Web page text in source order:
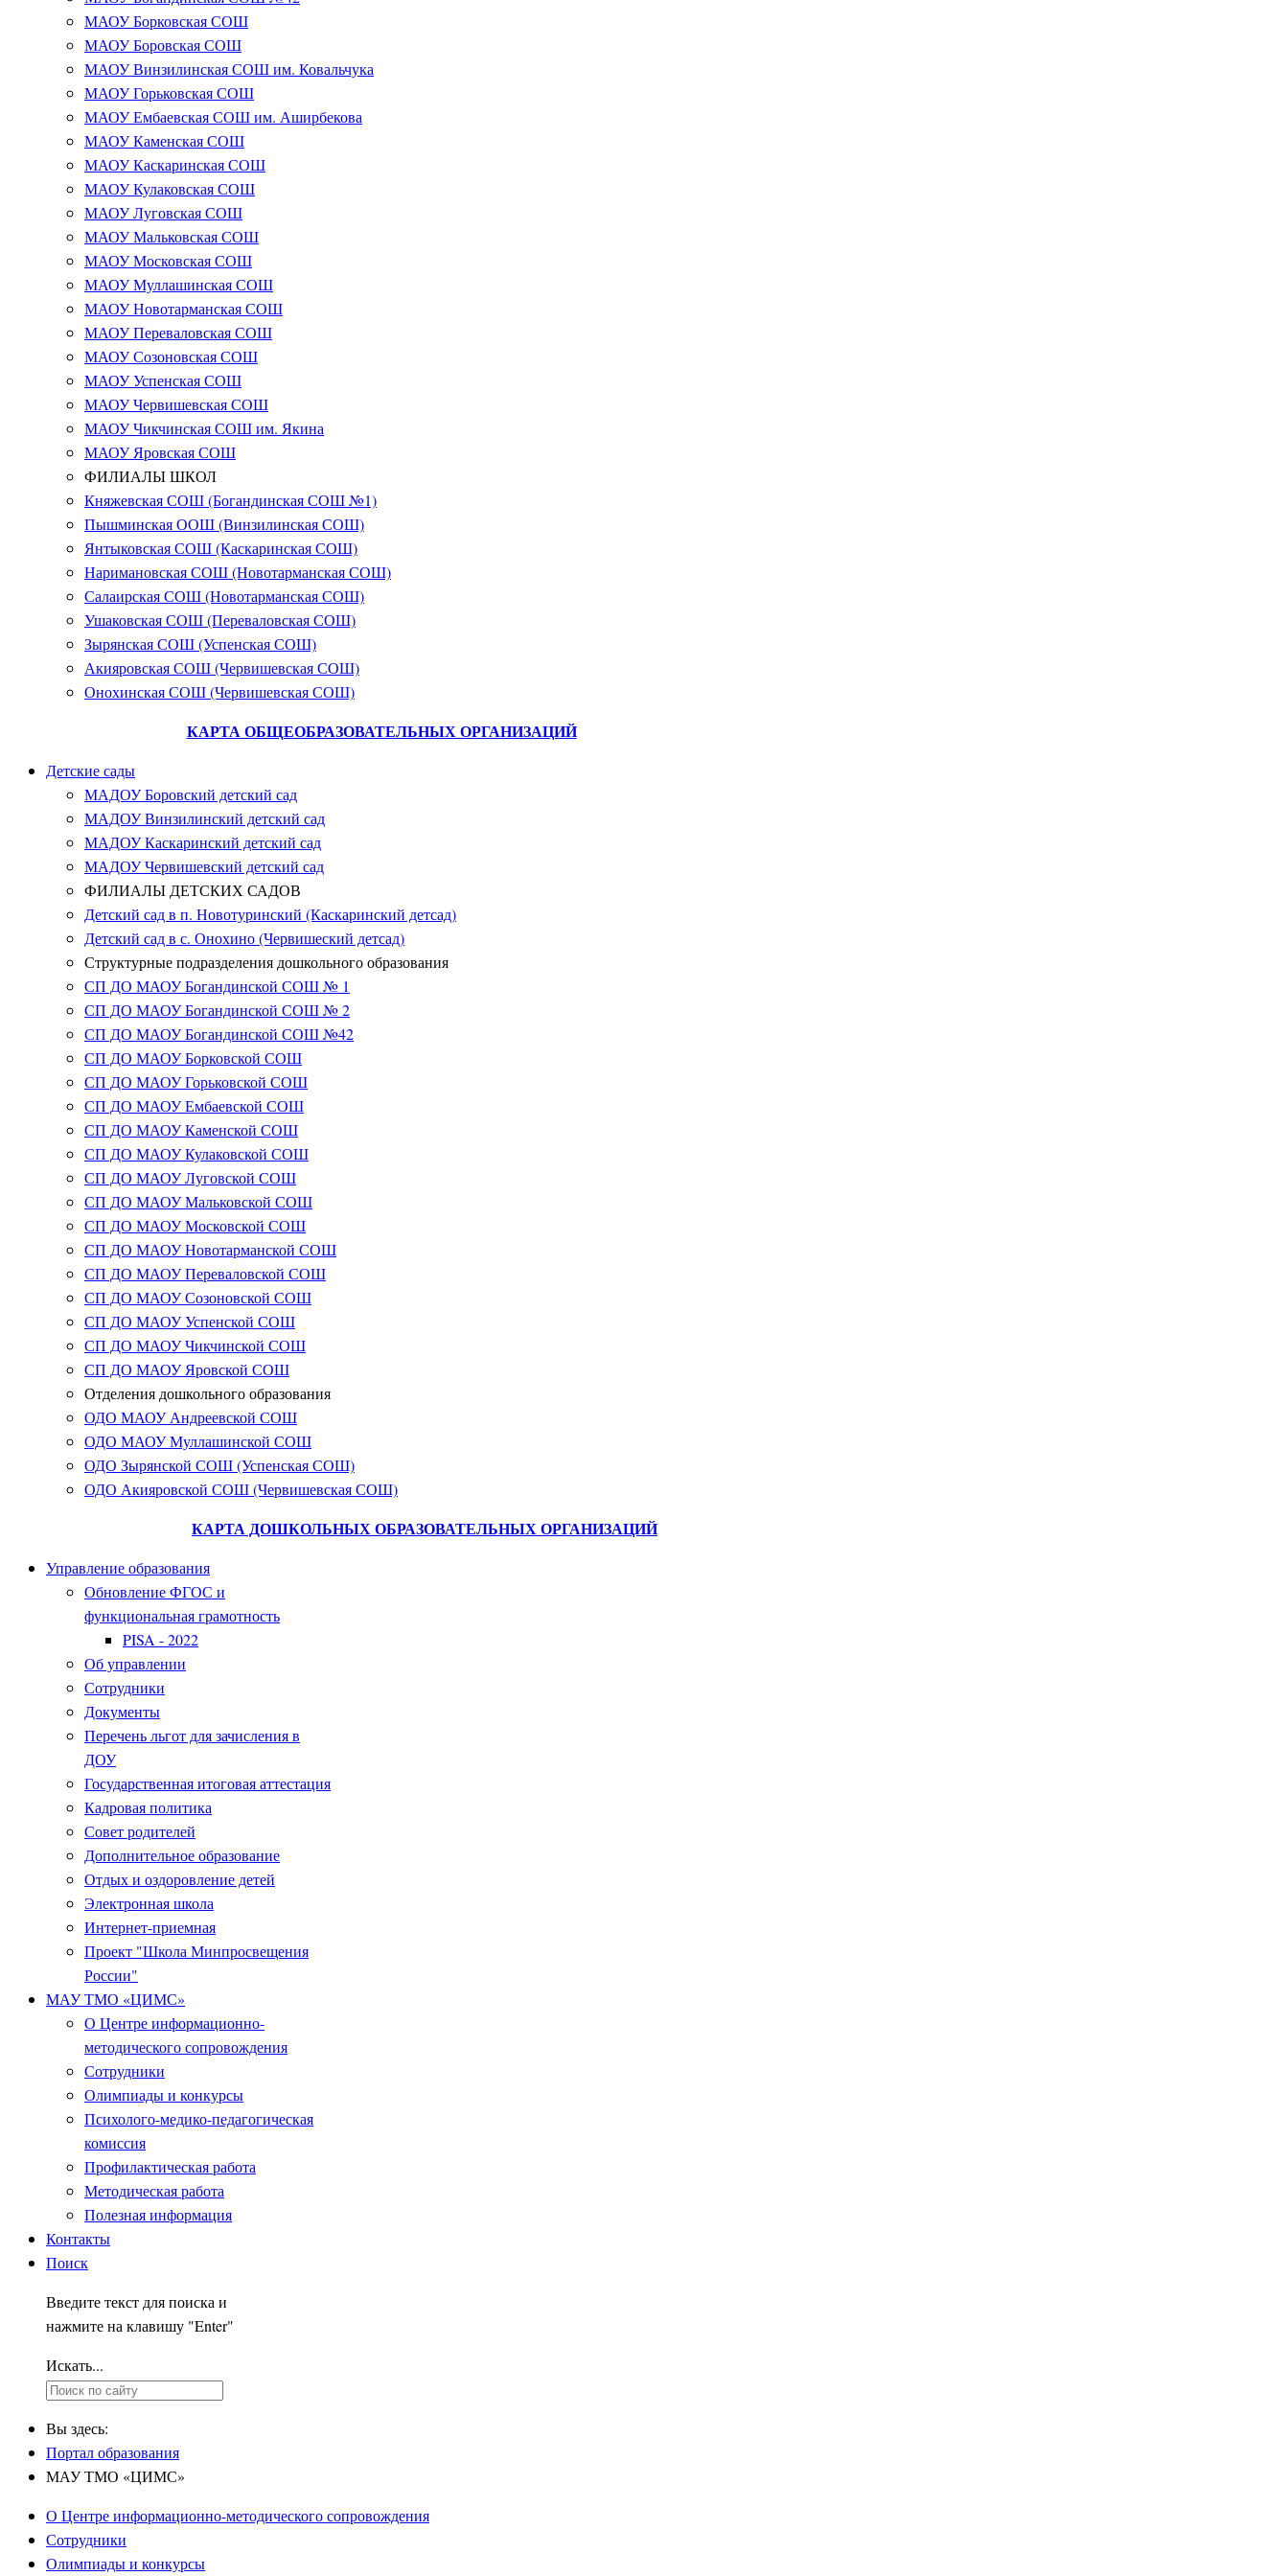
МАОУ Борковская СОШ
МАОУ Боровская СОШ
МАОУ Винзилинская СОШ им. Ковальчука
МАОУ Горьковская СОШ
МАОУ Ембаевская СОШ им. Аширбекова
МАОУ Каменская СОШ
МАОУ Каскаринская СОШ
МАОУ Кулаковская СОШ
МАОУ Луговская СОШ
МАОУ Мальковская СОШ
МАОУ Московская СОШ
МАОУ Муллашинская СОШ
МАОУ Новотарманская СОШ
МАОУ Переваловская СОШ
МАОУ Созоновская СОШ
МАОУ Успенская СОШ
МАОУ Червишевская СОШ
МАОУ Чикчинская СОШ им. Якина
МАОУ Яровская СОШ
ФИЛИАЛЫ ШКОЛ
Княжевская СОШ (Богандинская СОШ №1)
Пышминская ООШ (Винзилинская СОШ)
Янтыковская СОШ (Каскаринская СОШ)
Наримановская СОШ (Новотарманская СОШ)
Салаирская СОШ (Новотарманская СОШ)
Ушаковская СОШ (Переваловская СОШ)
Зырянская СОШ (Успенская СОШ)
Акияровская СОШ (Червишевская СОШ)
Онохинская СОШ (Червишевская СОШ)
КАРТА ОБЩЕОБРАЗОВАТЕЛЬНЫХ ОРГАНИЗАЦИЙ
Детские сады
МАДОУ Боровский детский сад
МАДОУ Винзилинский детский сад
МАДОУ Каскаринский детский сад
МАДОУ Червишевский детский сад
ФИЛИАЛЫ ДЕТСКИХ САДОВ
Детский сад в п. Новотуринский (Каскаринский детсад)
Детский сад в с. Онохино (Червишеский детсад)
Структурные подразделения дошкольного образования
СП ДО МАОУ Богандинской СОШ № 1
СП ДО МАОУ Богандинской СОШ № 2
СП ДО МАОУ Богандинской СОШ №42
СП ДО МАОУ Борковской СОШ
СП ДО МАОУ Горьковской СОШ
СП ДО МАОУ Ембаевской СОШ
СП ДО МАОУ Каменской СОШ
СП ДО МАОУ Кулаковской СОШ
СП ДО МАОУ Луговской СОШ
СП ДО МАОУ Мальковской СОШ
СП ДО МАОУ Московской СОШ
СП ДО МАОУ Новотарманской СОШ
СП ДО МАОУ Переваловской СОШ
СП ДО МАОУ Созоновской СОШ
СП ДО МАОУ Успенской СОШ
СП ДО МАОУ Чикчинской СОШ
СП ДО МАОУ Яровской СОШ
Отделения дошкольного образования
ОДО МАОУ Андреевской СОШ
ОДО МАОУ Муллашинской СОШ
ОДО Зырянской СОШ (Успенская СОШ)
ОДО Акияровской СОШ (Червишевская СОШ)
КАРТА ДОШКОЛЬНЫХ ОБРАЗОВАТЕЛЬНЫХ ОРГАНИЗАЦИЙ
Управление образования
Обновление ФГОС и
функциональная грамотность
PISA - 2022
Об управлении
Сотрудники
Документы
Перечень льгот для зачисления в
ДОУ
Государственная итоговая аттестация
Кадровая политика
Совет родителей
Дополнительное образование
Отдых и оздоровление детей
Электронная школа
Интернет-приемная
Проект "Школа Минпросвещения
России"
МАУ ТМО «ЦИМС»
О Центре информационно-
методического сопровождения
Сотрудники
Олимпиады и конкурсы
Психолого-медико-педагогическая
комиссия
Профилактическая работа
Методическая работа
Полезная информация
Контакты
Поиск
Введите текст для поиска и
нажмите на клавишу "Enter"
Искать...
Вы здесь:
Портал образования
МАУ ТМО «ЦИМС»
О Центре информационно-методического сопровождения
Сотрудники
Олимпиады и конкурсы